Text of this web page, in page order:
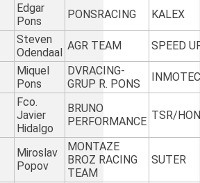
Edgar
Pons
PONSRACING KALEX
Steven
Odendaal
AGR TEAM SPEED
Miquel
Pons
DVRACING-
GRUP R. PONS
INMOTEC
Fco.
Javier
Hidalgo
BRUNO
PERFORMANCE TSR/
Miroslav
Popov
MONTAZE
BROZ RACING
TEAM
SUTER